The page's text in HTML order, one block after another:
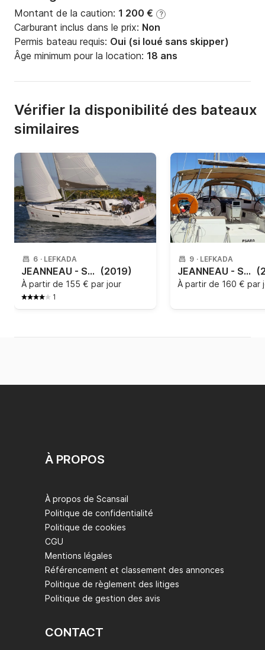
Montant de la caution: 1 200 € ?
Carburant inclus dans le prix: Non
Permis bateau requis: Oui (si loué sans skipper)
Âge minimum pour la location: 18 ans
Vérifier la disponibilité des bateaux
similaires
6 · LEFKADA
JEANNEAU - SUN ODYSSEY 349 (2019)
À partir de 155 € par jour
1
9 · LEFKADA
JEANNEAU - SUN ODYSSEY 449
À partir de 160 € par
À PROPOS
À propos de Scansail
Politique de confidentialité
Politique de cookies
CGU
Mentions légales
Référencement et classement des annonces
Politique de règlement des litiges
Politique de gestion des avis
CONTACT